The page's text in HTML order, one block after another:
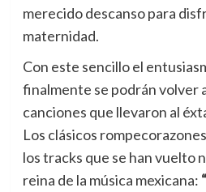
merecido descanso para
maternidad.
Con este sencillo el
finalmente se podrán volver
canciones que llevaron al
Los clásicos
los tracks que se han vuelto
reina de la música mexicana: